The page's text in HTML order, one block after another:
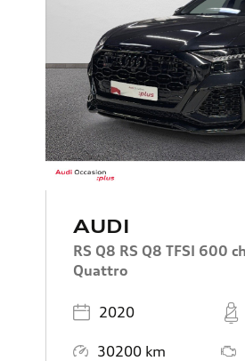
AUDI
RS Q8 RS Q8 TFSI 600
Quattro
Année
2020
Kilométrage
30200 km